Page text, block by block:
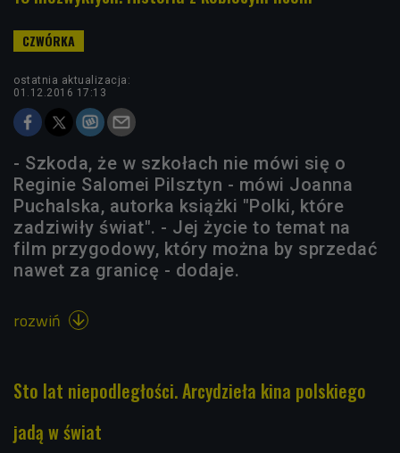
ostatnia aktualizacja:
01.12.2016 17:13
- Szkoda, że w szkołach nie mówi się o
Reginie Salomei Pilsztyn - mówi Joanna
Puchalska, autorka książki "Polki, które
zadziwiły świat". - Jej życie to temat na
film przygodowy, który można by sprzedać
nawet za granicę - dodaje.
rozwiń 
Sto lat niepodległości. Arcydzieła kina polskiego
jadą w świat